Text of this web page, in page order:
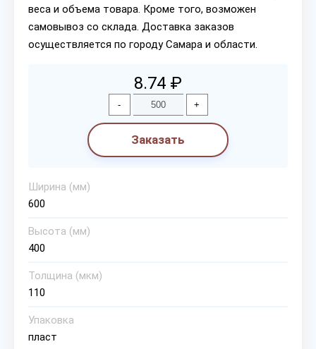
веса и объема товара. Кроме того, возможен
самовывоз со склада. Доставка заказов
осуществляется по городу Самара и области.
8.74 ₽
- +
Заказать
Ширина (мм)
600
Высота (мм)
400
Толщина (мкм)
110
Упаковка
пласт